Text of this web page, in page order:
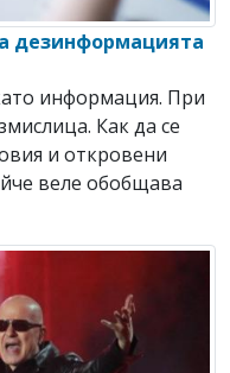
дезинформацията
информация. При
Как да се
и откровени
веле обобщава